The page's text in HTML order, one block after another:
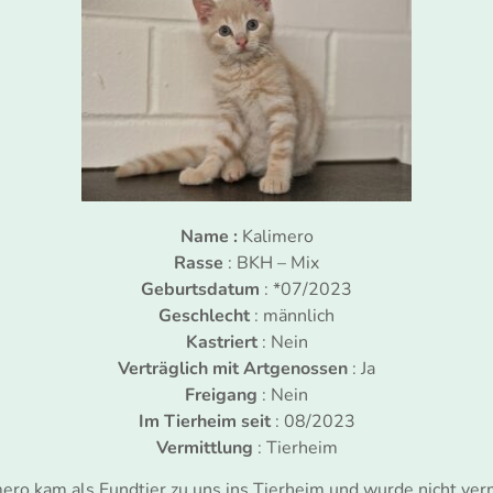
Name : Kalimero
Rasse : BKH – Mix
Geburtsdatum : *07/2023
Geschlecht : männlich
Kastriert: Nein
Verträglich mit Artgenossen : Ja
Freigang : Nein
Im Tierheim seit: 08/2023
Vermittlung : Tierheim